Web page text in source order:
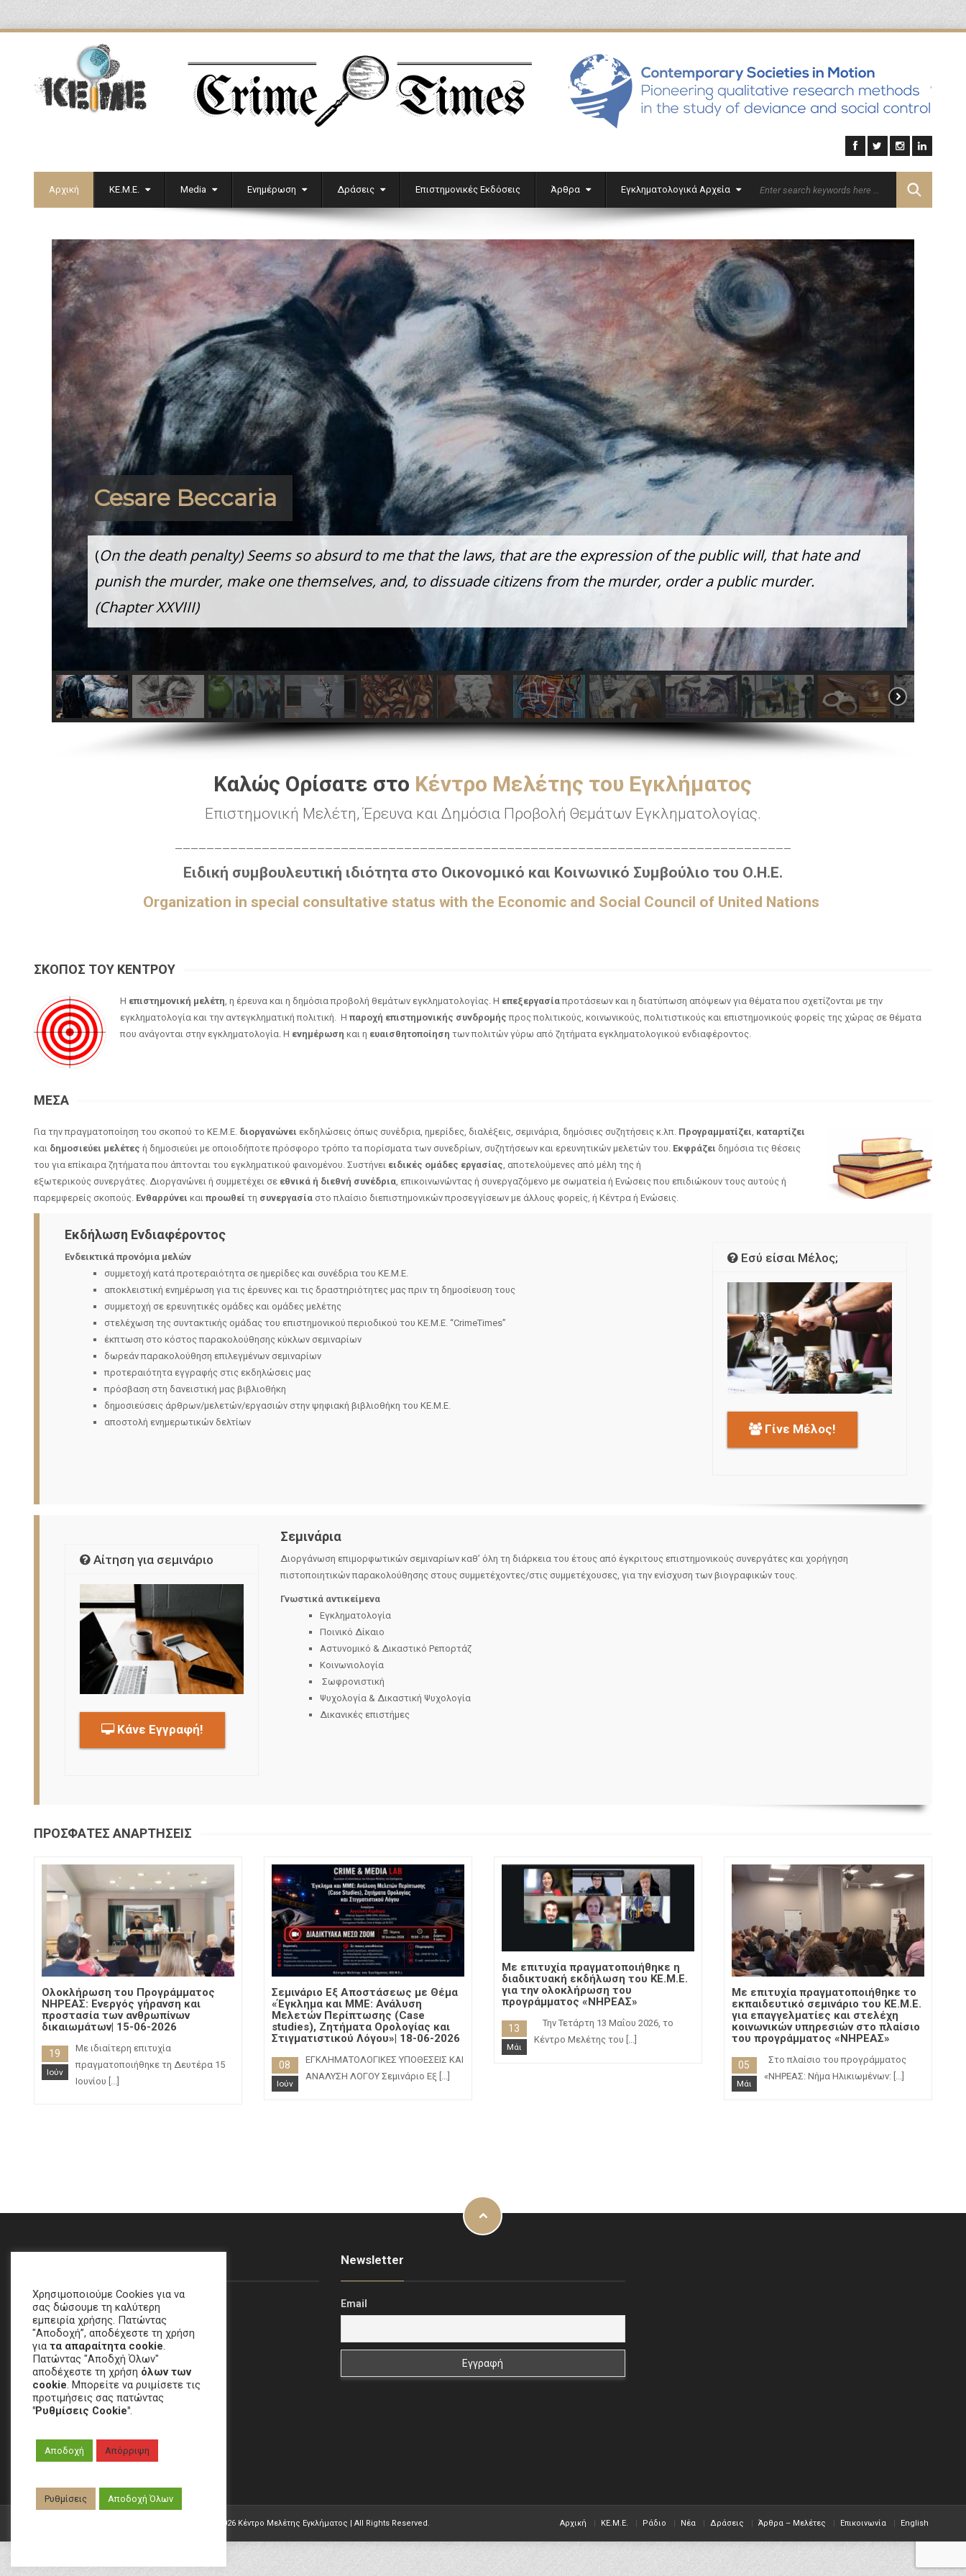
' '
Αρχική ΚΕ.Μ.Ε. Media Ενημέρωση Δράσεις Επιστημονικές Εκδόσεις Άρθρα Εγκληματολογικά Αρχεία Επικοινωνία English
Cesare Beccaria
(On the death penalty) Seems so absurd to me that the laws, that are the expression of the public will, that hate and
punish the murder, make one themselves, and, to dissuade citizens from the murder, order a public murder.
(Chapter XXVIII)
Καλώς Ορίσατε στο Κέντρο Μελέτης του Εγκλήματος
Επιστημονική Μελέτη, Έρευνα και Δημόσια Προβολή Θεμάτων Εγκληματολογίας.
Ειδική συμβουλευτική ιδιότητα στο Οικονομικό και Κοινωνικό Συμβούλιο του Ο.Η.Ε.
Organization in special consultative status with the Economic and Social Council of United Nations
ΣΚΟΠΟΣ ΤΟΥ ΚΕΝΤΡΟΥ
Η επιστημονική μελέτη , η έρευνα και η δημόσια προβολή θεμάτων εγκληματολογίας. Η επεξεργασίαπροτάσεων και η διατύπωση απόψεων για θέματα που σχετίζονται με την
εγκληματολογία και την αντεγκληματική πολιτική. Η παροχή επιστημονικής συνδρομής προς πολιτικούς, κοινωνικούς, πολιτιστικούς και επιστημονικούς φορείς της χώρας σε θέματα
που ανάγονται στην εγκληματολογία. Η ενημέρωση και η ευαισθητοποίηση των πολιτών γύρω από ζητήματα εγκληματολογικού ενδιαφέροντος.
ΜΕΣΑ
Για την πραγματοποίηση του σκοπού το ΚΕ.Μ.Ε. διοργανώνει εκδηλώσεις όπως συνέδρια, ημερίδες, διαλέξεις, σεμινάρια, δημόσιες συζητήσεις κ.λπ. Προγραμματίζει καταρτίζει
και δημοσιεύει μελέτες ή δημοσιεύει με οποιοδήποτε πρόσφορο τρόπο τα πορίσματα των συνεδρίων, συζητήσεων και ερευνητικών μελετών του. Εκφράζει δημόσια τις θέσεις
του για επίκαιρα ζητήματα που άπτονται του εγκληματικού φαινομένου. Συστήνει ειδικές ομάδες εργασίας , αποτελούμενες από μέλη της ή
εξωτερικούς συνεργάτες. Διοργανώνει ή συμμετέχει σε εθνικά ή διεθνή συνέδρια, επικοινωνώντας ή συνεργαζόμενο με σωματεία ή Ενώσεις που επιδιώκουν τους αυτούς ή
παρεμφερείς σκοπούς. Ενθαρρύνει και προωθεί τη συνεργασίαστο πλαίσιο διεπιστημονικών προσεγγίσεων με άλλους φορείς, ή Κέντρα ή Ενώσεις.
Εκδήλωση Ενδιαφέροντος
Ενδεικτικά προνόμια μελών
συμμετοχή κατά προτεραιότητα σε ημερίδες και συνέδρια του ΚΕ.Μ.Ε.
αποκλειστική ενημέρωση για τις έρευνες και τις δραστηριότητες μας πριν τη δημοσίευση τους
συμμετοχή σε ερευνητικές ομάδες και ομάδες μελέτης
στελέχωση της συντακτικής ομάδας του επιστημονικού περιοδικού του ΚΕ.Μ.Ε. “CrimeTimes”
έκπτωση στο κόστος παρακολούθησης κύκλων σεμιναρίων
δωρεάν παρακολούθηση επιλεγμένων σεμιναρίων
προτεραιότητα εγγραφής στις εκδηλώσεις μας
πρόσβαση στη δανειστική μας βιβλιοθήκη
δημοσιεύσεις άρθρων/μελετών/εργασιών στην ψηφιακή βιβλιοθήκη του ΚΕ.Μ.Ε.
αποστολή ενημερωτικών δελτίων
Εσύ είσαι Μέλος;
Γίνε Μέλος!
Αίτηση για σεμινάριο
Κάνε Εγγραφή!
Σεµινάρια
∆ιοργάνωση επιµορφωτικών σεµιναρίων καθ’ όλη τη διάρκεια του έτους από έγκριτους επιστηµονικούς συνεργάτες και χορήγηση
πιστοποιητικών παρακολούθησης στους συµµετέχοντες/στις συμμετέχουσες, για την ενίσχυση των βιογραφικών τους.
Γνωστικά αντικείµενα
Εγκληµατολογία
Ποινικό ∆ίκαιο
Αστυνοµικό & ∆ικαστικό Ρεπορτάζ
Κοινωνιολογία
Σωφρονιστική
Ψυχολογία & ∆ικαστική Ψυχολογία
Δικανικές επιστήμες
ΠΡΟΣΦΑΤΕΣ ΑΝΑΡΤΗΣΕΙΣ
Ολοκλήρωση του Προγράμματος
ΝΗΡΕΑΣ: Ενεργός γήρανση και
προστασία των ανθρωπίνων
δικαιωμάτων| 15-06-2026
19
Ιούν
Με ιδιαίτερη επιτυχία
πραγματοποιήθηκε τη Δευτέρα 15
Ιουνίου
Σεμινάριο Εξ Αποστάσεως με Θέμα
«Έγκλημα και ΜΜΕ: Ανάλυση
Μελετών Περίπτωσης (Case
studies), Ζητήματα Ορολογίας και
Στιγματιστικού Λόγου»| 18-06-2026
08
Ιούν
ΕΓΚΛΗΜΑΤΟΛΟΓΙΚΕΣ ΥΠΟΘΕΣΕΙΣ ΚΑΙ
ΑΝΑΛΥΣΗ ΛΟΓΟΥ Σεμινάριο Εξ
Με επιτυχία πραγματοποιήθηκε η
διαδικτυακή εκδήλωση του ΚΕ.Μ.Ε.
για την ολοκλήρωση του
προγράμματος «ΝΗΡΕΑΣ»
13
Μάι
Την Τετάρτη 13 Μαΐου 2026, το
Κέντρο Μελέτης του [...]
Με επιτυχία πραγματοποιήθηκε το
εκπαιδευτικό σεμινάριο του ΚΕ.Μ.Ε.
για επαγγελματίες και στελέχη
κοινωνικών υπηρεσιών στο πλαίσιο
του προγράμματος «ΝΗΡΕΑΣ»
05
Μάι
Στο πλαίσιο του προγράμματος
«ΝΗΡΕΑΣ: Νήμα Ηλικιωμένων:
email:crime[at]e-keme[dot]gr
Newsletter
Email
2026 Κέντρο Μελέτης Εγκλήματος | All Rights Reserved. Αρχική KE.M.E. Ράδιο Νέα Δράσεις Άρθρα – Μελέτες Επικοινωνία English
Χρησιμοποιούμε Cookies για να
σας δώσουμε τη καλύτερη
εμπειρία χρήσης. Πατώντας
"Αποδοχή”, αποδέχεστε τη χρήση
για τα απαραίτητα cookie.
Πατώντας "Αποδχή Όλων"
αποδέχεστε τη χρήση όλων των
cookie. Μπορείτε να ρυιμίσετε τις
προτιμήσεις σας πατώντας
"Ρυθμίσεις Cookie".
Αποδοχή Απόρριψη
Ρυθμίσεις Αποδοχή Όλων